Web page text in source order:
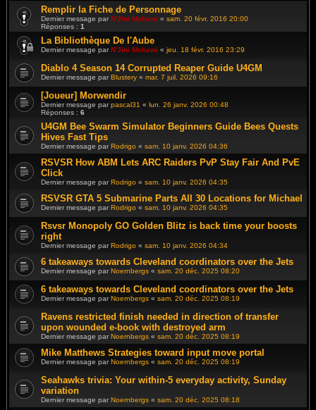
Remplir la Fiche de Personnage
Dernier message parN'Jini Mchawi « sam. 20 févr. 2016 20:00
Réponses : 1
La Bibliothèque De l'Aube
Dernier message parN'Jini Mchawi « jeu. 18 févr. 2016 23:29
Diablo 4 Season 14 Corrupted Reaper Guide U4GM
Dernier message parBlustery « mar. 7 juil. 2026 09:16
[Joueur] Morwendir
Dernier message parpascal31 « lun. 26 janv. 2026 00:48
Réponses : 6
U4GM Bee Swarm Simulator Beginners Guide Bees Quests
Hives Fast Tips
Dernier message par Rodrigo « sam. 10 janv. 2026 04:36
RSVSR How ABM Lets ARC Raiders PvP Stay Fair And PvE
Click
Dernier message parRodrigo « sam. 10 janv. 2026 04:35
RSVSR GTA 5 Submarine Parts All 30 Locations for Michael
Dernier message parRodrigo « sam. 10 janv. 2026 04:35
Rsvsr Monopoly GO Golden Blitz is back time your boosts
right
Dernier message parRodrigo « sam. 10 janv. 2026 04:34
6 takeaways towards Cleveland coordinators over the Jets
Dernier message parNoernbergs « sam. 20 déc. 2025 08:20
6 takeaways towards Cleveland coordinators over the Jets
Dernier message parNoernbergs « sam. 20 déc. 2025 08:19
Ravens restricted finish needed in direction of transfer
upon wounded e-book with destroyed arm
Dernier message par Noernbergs « sam. 20 déc. 2025 08:19
Mike Matthews Strategies toward input move portal
Dernier message parNoernbergs « sam. 20 déc. 2025 08:19
Seahawks trivia: Your within-5 everyday activity, Sunday
variation
Dernier message par Noernbergs « sam. 20 déc. 2025 08:18